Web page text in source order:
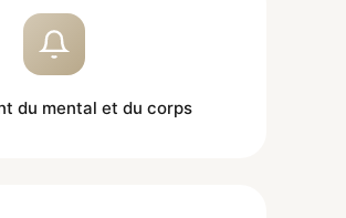
du mental et du corps